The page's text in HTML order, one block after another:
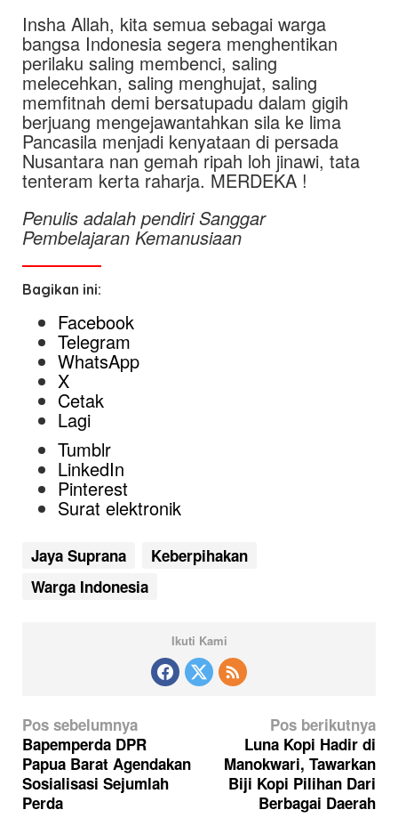
Insha Allah, kita semua sebagai warga
bangsa Indonesia segera menghentikan
perilaku saling membenci, saling
melecehkan, saling menghujat, saling
memfitnah demi bersatupadu dalam gigih
berjuang mengejawantahkan sila ke lima
Pancasila menjadi kenyataan di persada
Nusantara nan gemah ripah loh jinawi, tata
tenteram kerta raharja. MERDEKA !
Penulis adalah pendiri Sanggar
Pembelajaran Kemanusiaan
Bagikan ini:
Facebook
Telegram
WhatsApp
X
Cetak
Lagi
Tumblr
LinkedIn
Pinterest
Surat elektronik
Jaya Suprana
Keberpihakan
Warga Indonesia
Ikuti Kami
N
a
v
i
Pos sebelumnya
Bapemperda DPR
Papua Barat Agendakan
Sosialisasi Sejumlah
Perda
Pos berikutnya
Luna Kopi Hadir di
Manokwari, Tawarkan
Biji Kopi Pilihan Dari
Berbagai Daerah